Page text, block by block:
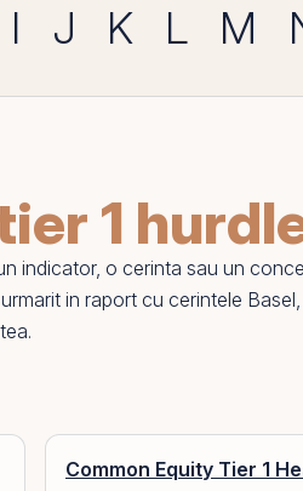
I J K L M
1
indicator, o cerinta sau un
in raport cu cerintele
Common Equity Tier 1